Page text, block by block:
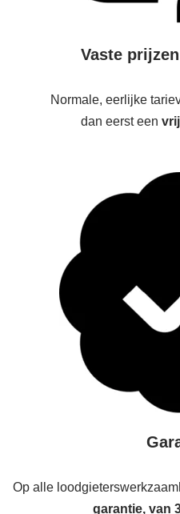
Vaste
Normale, eerlijke
dan eerst een
Op alle
garantie, van